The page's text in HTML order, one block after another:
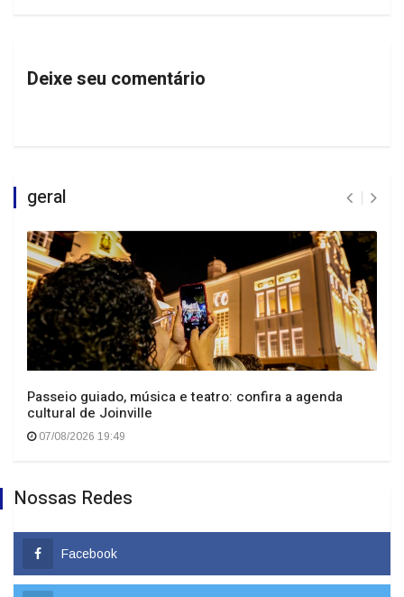
Deixe seu comentário
geral
Passeio guiado, música e teatro: confira a agenda
cultural de Joinville
07/08/2026 19:49
Nossas Redes
Facebook